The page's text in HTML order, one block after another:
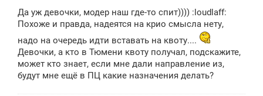
б
щ
н
и
е
Да уж девочки, модер наш где-то спит)))) :loudlaff:
Похоже и правда, надеятся на крио смысла нету,
надо на очередь идти вставать на квоту....
Девочки, а кто в Тюмени квоту получал, подскажите,
может кто знает, если мне дали направление из,
будут мне ещё в ПЦ какие назначения делать?